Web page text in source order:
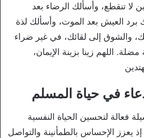
لا تنقطع، وأسألك الرضاء بعد
برد العيش بعد الموت، وأسألك لذة
والشوق إلى لقائك، في غير ضراء
اللهم زينا بزينة الإيمان،
في حياة المسلم
فعالة لتحسين الحياة النفسية
يعزز الإحساس بالطمأنينة والتواصل